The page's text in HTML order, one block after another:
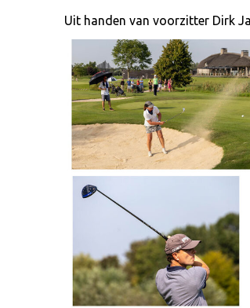
Uit handen van voorzitter Dirk